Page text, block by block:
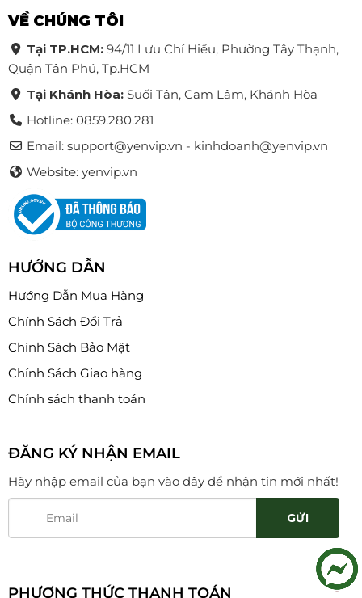
VỀ CHÚNG TÔI
Tại TP.HCM:94/11 Lưu Chí Hiếu, Phường Tây Thạnh,
Quận Tân Phú, Tp.HCM
Tại Khánh Hòa:Suối Tân, Cam Lâm, Khánh Hòa
Hotline: 0859.280.281
Email: support@yenvip.vn - kinhdoanh@yenvip.vn
Website: yenvip.vn
HƯỚNG DẪN
Hướng Dẫn Mua Hàng
Chính Sách Đổi Trả
Chính Sách Bảo Mật
Chính Sách Giao hàng
Chính sách thanh toán
ĐĂNG KÝ NHẬN EMAIL
Hãy nhập email của bạn vào đây để nhận tin mới nhất!
PHƯƠNG THỨC THANH TOÁN